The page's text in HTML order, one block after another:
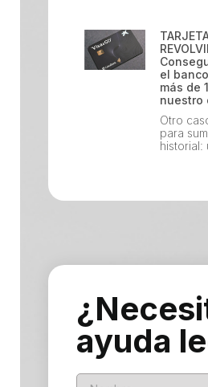
el
más de
nuestro
Otro
para
historial:
ayuda